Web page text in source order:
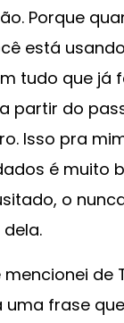
Porque
está
tudo que já
partir do
Isso pra
é muito
o
mencionei de
uma frase